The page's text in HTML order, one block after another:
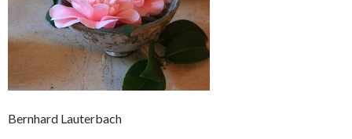
Bernhard Lauterbach